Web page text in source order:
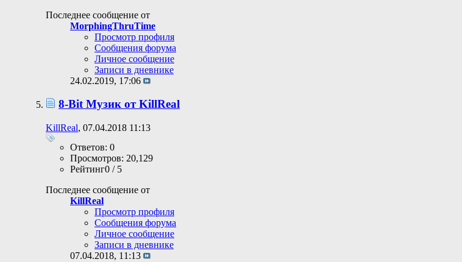
Последнее сообщение от
MorphingThruTime
Просмотр профиля
Сообщения форума
Личное сообщение
Записи в дневнике
24.02.2019, 17:06
8-Bit Музик от KillReal
KillReal, 07.04.2018 11:13
Ответов: 0
Просмотров: 20,129
Рейтинг0 / 5
Последнее сообщение от
KillReal
Просмотр профиля
Сообщения форума
Личное сообщение
Записи в дневнике
07.04.2018, 11:13